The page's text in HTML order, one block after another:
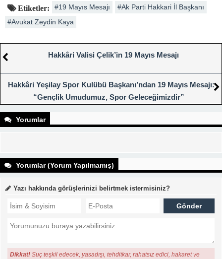
Etiketler: #19 Mayıs Mesajı
#Ak Parti Hakkari İl Başkanı
#Avukat Zeydin Kaya
Hakkâri Valisi Çelik’in 19 Mayıs Mesajı
Hakkâri Yeşilay Spor Kulübü Başkanı’ndan 19 Mayıs Mesajı:
“Gençlik Umudumuz, Spor Geleceğimizdir”
Yorumlar
Yorumlar (Yorum Yapılmamış)
Yazı hakkında görüşlerinizi belirtmek istermisiniz?
Dikkat! Suç teşkil edecek, yasadışı, tehditkar, rahatsız edici, hakaret ve